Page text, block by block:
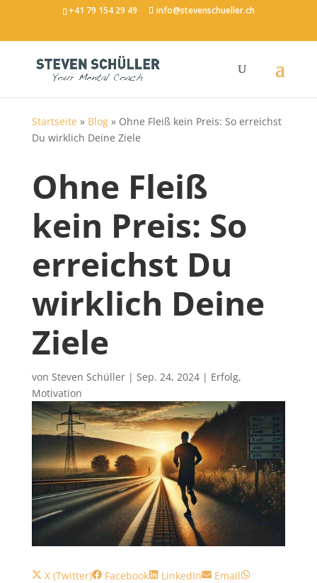
+41 79 154 29 49 info@stevenschueller.ch
Startseite » Blog» Ohne Fleiß kein Preis: So erreichst
Du wirklich Deine Ziele
Ohne Fleiß
kein Preis: So
erreichst Du
wirklich Deine
Ziele
von Steven Schüller| Sep. 24, 2024| Erfolg,
Motivation
Share
X (Twitter)
Share
Facebook
Share
LinkedIn
Share
Email
Share